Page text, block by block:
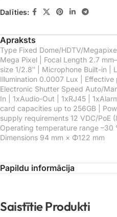
Dalīties:
Apraksts
Type Fixed Dome/HDTV/
Mega Pixel | Focal Length 2.7
size 1/2.8″ | Microphone Built-in |
Illumination 0.0007 Lux | Effective
Electronic Shutter Speed Auto/
In | 1xAudio-Out | 1xRJ45 |
card capacities up to 256GB |
supply requirements 12 VDC/PoE
Operating temperature range –30
Dimensions 94 mm × Φ122 mm
Papildu informācija
Saistītie Produkti